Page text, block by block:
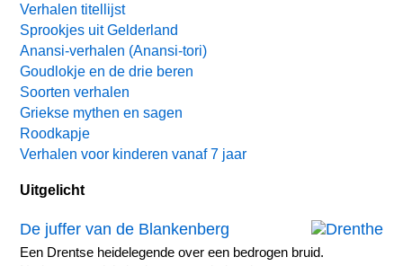
Verhalen titellijst
Sprookjes uit Gelderland
Anansi-verhalen (Anansi-tori)
Goudlokje en de drie beren
Soorten verhalen
Griekse mythen en sagen
Roodkapje
Verhalen voor kinderen vanaf 7 jaar
Uitgelicht
De juffer van de Blankenberg
Een Drentse heidelegende over een bedrogen bruid.